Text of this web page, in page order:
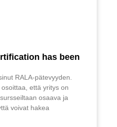
has been
RALA-pätevyyden.
että yritys on
osaava ja
voivat hakea